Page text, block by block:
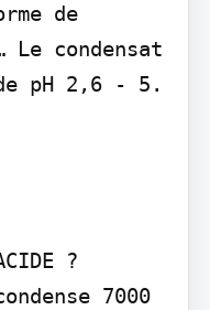
de
Le condensat
pH 2,6 - 5.
?
7000